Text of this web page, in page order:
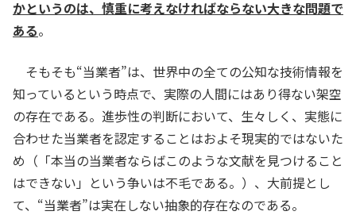
かというのは、慎重に考えなければならない大きな問題で
ある。
そもそも“当業者”は、世界中の全ての公知な技術情報を
知っているという時点で、実際の人間にはあり得ない架空
の存在である。進歩性の判断において、生々しく、実態に
合わせた当業者を認定することはおよそ現実的ではないた
め（「本当の当業者ならばこのような文献を見つけること
はできない」という争いは不毛である。）、大前提とし
て、“当業者”は実在しない抽象的存在なのである。